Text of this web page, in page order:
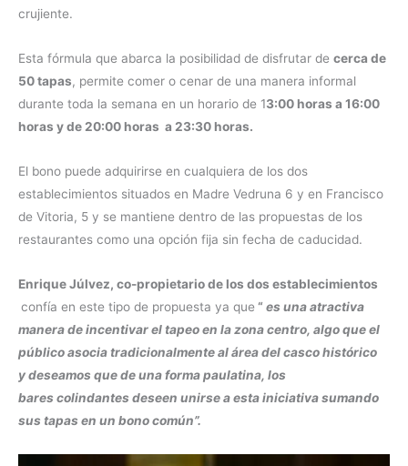
crujiente.
Esta fórmula que abarca la posibilidad de disfrutar de cerca de
50 tapas, permite comer o cenar de una manera informal
durante toda la semana en un horario de 13:00 horas a 16:00
horas y de 20:00 horas a 23:30 horas.
El bono puede adquirirse en cualquiera de los dos
establecimientos situados en Madre Vedruna 6 y en Francisco
de Vitoria, 5 y se mantiene dentro de las propuestas de los
restaurantes como una opción fija sin fecha de caducidad.
Enrique Júlvez, co-propietario de los dos establecimientos
confía en este tipo de propuesta ya que “ es una atractiva
manera de incentivar el tapeo en la zona centro, algo que el
público asocia tradicionalmente al área del casco histórico
y deseamos que de una forma paulatina, los
bares colindantes deseen unirse a esta iniciativa sumando
sus tapas en un bono común”.